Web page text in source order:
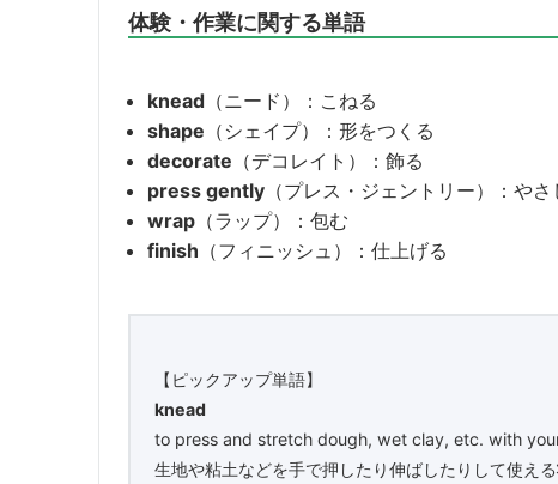
体験・作業に関する単語
knead （ニード）：こねる
shape （シェイプ）：形をつくる
decorate （デコレイト）：飾る
press gently （プレス・ジェントリー）：や
wrap （ラップ）：包む
finish （フィニッシュ）：仕上げる
【ピックアップ単語】
knead
to press and stretch dough, wet clay, etc. with
生地や粘土などを手で押したり伸ばしたりして使え